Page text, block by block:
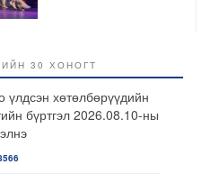
30 ХОНОГТ
үлдсэн хөтөлбөрүүдийн
бүртгэл 2026.08.10-ны